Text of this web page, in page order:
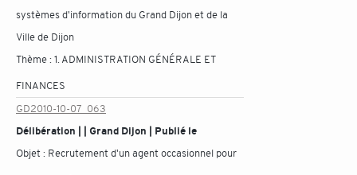
systèmes d'information du Grand Dijon et de la
Ville de Dijon
Thème :1. ADMINISTRATION GÉNÉRALE ET
FINANCES
GD2010-10-07_063
Délibération | | Grand Dijon | Publié le
Objet : Recrutement d'un agent occasionnel pour